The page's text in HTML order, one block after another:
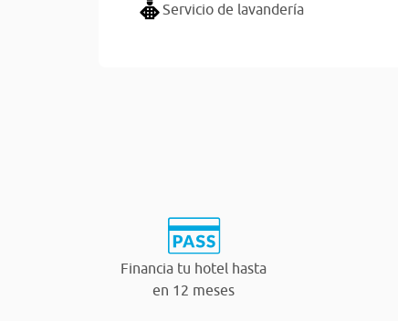
Servicio de lavandería
Financia tu hotel hasta
en 12 meses